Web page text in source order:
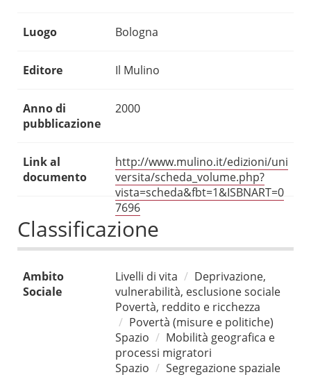
Luogo Bologna
Editore Il Mulino
Anno di
pubblicazione
2000
Link al
documento
http://www.mulino.it/edizioni/uni
versita/scheda_volume.php?
vista=scheda&fbt=1&ISBNART=0
7696
Classificazione
Ambito
Sociale
Livelli di vita
Deprivazione,
vulnerabilità, esclusione sociale
Povertà, reddito e ricchezza
Povertà (misure e politiche)
Spazio
Mobilità geografica e
processi migratori
Spazio
Segregazione spaziale